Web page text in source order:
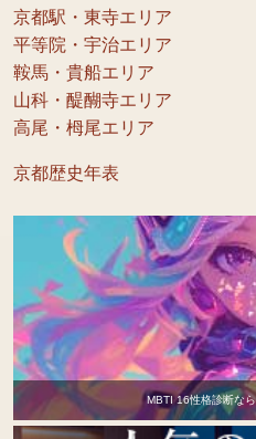
京都駅・東寺エリア
平等院・宇治エリア
鞍馬・貴船エリア
山科・醍醐寺エリア
高尾・栂尾エリア
京都歴史年表
MBTI 16性格診断な